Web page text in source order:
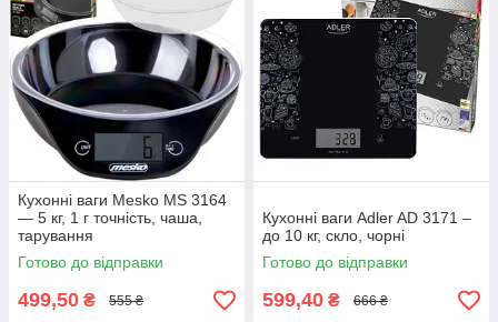
Кухонні ваги Mesko MS 3164
— 5 кг, 1 г точність, чаша,
тарування
Готово до відправки
499,50 ₴ 555 ₴
Кухонні ваги Adler AD 3171 –
до 10 кг, скло, чорні
Готово до відправки
599,40 ₴ 666 ₴